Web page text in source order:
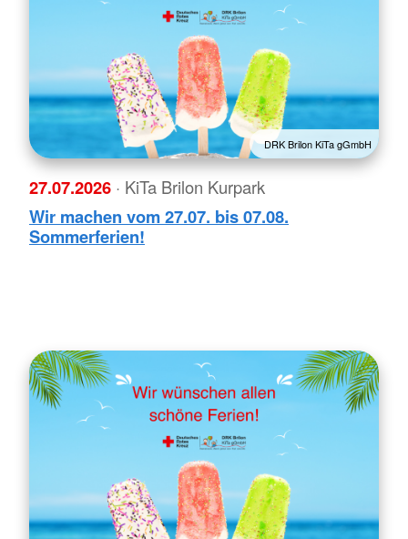
DRK Brilon KiTa gGmbH
27.07.2026 · KiTa Brilon Kurpark
Wir machen vom 27.07. bis 07.08.
Sommerferien!